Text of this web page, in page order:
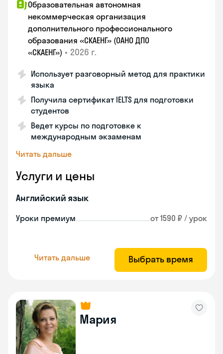
Образовательная автономная
некоммерческая организация
дополнительного профессионального
образования «СКАЕНГ» (ОАНО ДПО
«СКАЕНГ») • 2026 г.
Использует разговорный метод для практики
языка
Получила сертификат IELTS для подготовки
студентов
Ведет курсы по подготовке к
международным экзаменам
Читать дальше
Услуги и цены
Английский язык
Уроки премиум от 1590 ₽ / урок
Читать дальше Выбрать время
Мария